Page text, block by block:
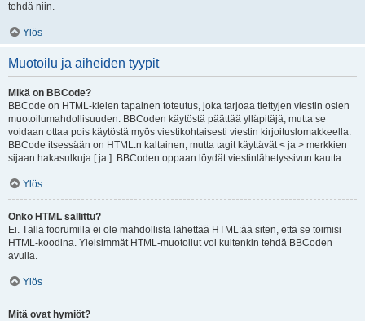
tehdä niin.
Ylös
Muotoilu ja aiheiden tyypit
Mikä on BBCode?
BBCode on HTML-kielen tapainen toteutus, joka tarjoaa tiettyjen viestin osien
muotoilumahdollisuuden. BBCoden käytöstä päättää ylläpitäjä, mutta se
voidaan ottaa pois käytöstä myös viestikohtaisesti viestin kirjoituslomakkeella.
BBCode itsessään on HTML:n kaltainen, mutta tagit käyttävät < ja > merkkien
sijaan hakasulkuja [ ja ]. BBCoden oppaan löydät viestinlähetyssivun kautta.
Ylös
Onko HTML sallittu?
Ei. Tällä foorumilla ei ole mahdollista lähettää HTML:ää siten, että se toimisi
HTML-koodina. Yleisimmät HTML-muotoilut voi kuitenkin tehdä BBCoden
avulla.
Ylös
Mitä ovat hymiöt?